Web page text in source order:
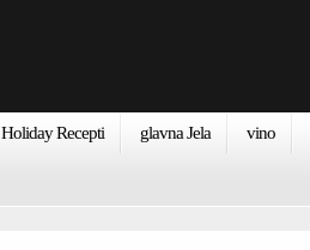
Holiday Recepti glavna Jela vino